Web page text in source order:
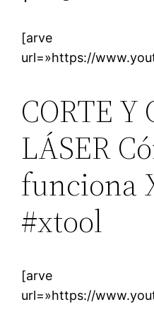
[arve
url=»https://
CORTE Y
LÁSER
funciona
#xtool
[arve
url=»https://